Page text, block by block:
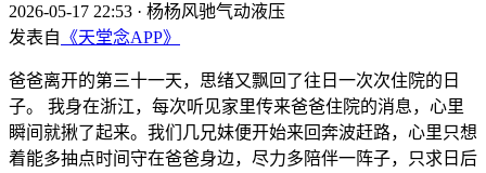
2026-05-17 22:53 · 杨杨风驰气动液压
发表自 《天堂念APP》
爸爸离开的第三十一天，思绪又飘回了往日一次次住院的日
子。 我身在浙江，每次听见家里传来爸爸住院的消息，心里
瞬间就揪了起来。我们几兄妹便开始来回奔波赶路，心里只想
着能多抽点时间守在爸爸身边，尽力多陪伴一阵子，只求日后